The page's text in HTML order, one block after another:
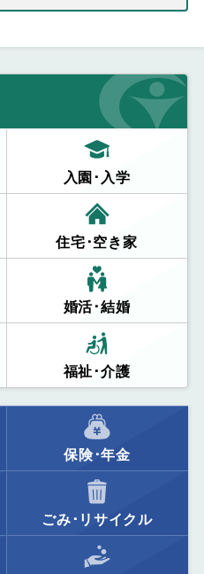
入園･入学
住宅･空き家
婚活･結婚
福祉･介護
保険･年金
ごみ･リサイクル